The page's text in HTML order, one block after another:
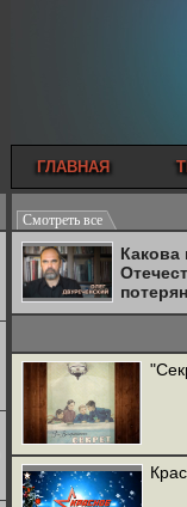
ГЛАВНАЯ
Смотреть все